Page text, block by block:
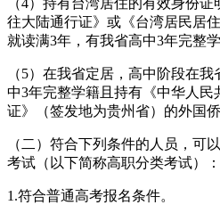
（4）持有台湾居住的有效身份
往大陆通行证》或《台湾居民居
就读满3年，有我省高中3年完整
（5）在我省定居，高中阶段在
中3年完整学籍且持有《中华人
证》（签发地为贵州省）的外国侨
（二）符合下列条件的人员，可
考试（以下简称高职分类考试）：
1.符合普通高考报名条件。